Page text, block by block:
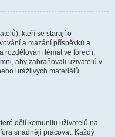
kteří se starají o
a mazání příspěvků a
rozdělování témat ve fórech,
aby zabraňovali uživatelů v
urážlivých materiálů.
dělí komunitu uživatelů na
snadněji pracovat. Každý